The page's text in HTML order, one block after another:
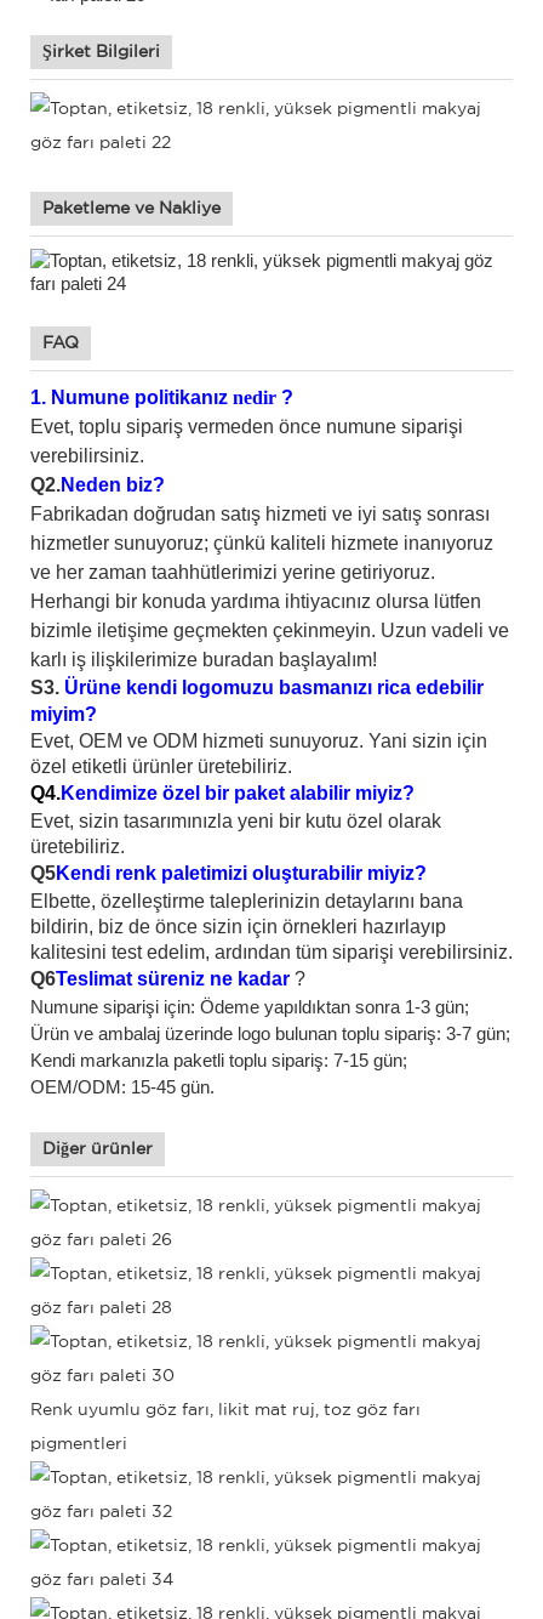
Şirket Bilgileri
Paketleme ve Nakliye
FAQ
1. Numune politikanız nedir ?
Evet, toplu sipariş vermeden önce numune siparişi
verebilirsiniz.
Q2.Neden biz?
Fabrikadan doğrudan satış hizmeti ve iyi satış sonrası
hizmetler sunuyoruz; çünkü kaliteli hizmete inanıyoruz
ve her zaman taahhütlerimizi yerine getiriyoruz.
Herhangi bir konuda yardıma ihtiyacınız olursa lütfen
bizimle iletişime geçmekten çekinmeyin. Uzun vadeli ve
karlı iş ilişkilerimize buradan başlayalım!
S3. Ürüne kendi logomuzu basmanızı rica edebilir
miyim?
Evet, OEM ve ODM hizmeti sunuyoruz. Yani sizin için
özel etiketli ürünler üretebiliriz.
Q4.Kendimize özel bir paket alabilir miyiz?
Evet, sizin tasarımınızla yeni bir kutu özel olarak
üretebiliriz.
Q5Kendi renk paletimizi oluşturabilir miyiz?
Elbette, özelleştirme taleplerinizin detaylarını bana
bildirin, biz de önce sizin için örnekleri hazırlayıp
kalitesini test edelim, ardından tüm siparişi verebilirsiniz.
Q6Teslimat süreniz ne kadar ?
Numune siparişi için: Ödeme yapıldıktan sonra 1-3 gün;
Ürün ve ambalaj üzerinde logo bulunan toplu sipariş: 3-7 gün;
Kendi markanızla paketli toplu sipariş: 7-15 gün;
OEM/ODM: 15-45 gün.
Diğer ürünler
Renk uyumlu göz farı, likit mat ruj, toz göz farı
pigmentleri